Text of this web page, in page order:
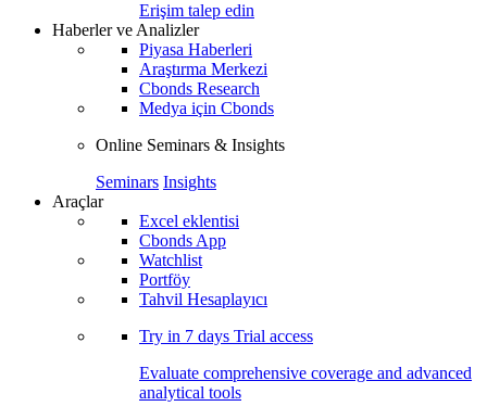
Erişim talep edin
Haberler ve Analizler
Piyasa Haberleri
Araştırma Merkezi
Cbonds Research
Medya için Cbonds
Online Seminars & Insights
Seminars Insights
Araçlar
Excel eklentisi
Cbonds App
Watchlist
Portföy
Tahvil Hesaplayıcı
Try in 7 days Trial access
Evaluate comprehensive coverage and advanced
analytical tools